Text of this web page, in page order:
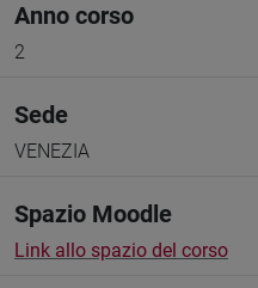
Anno corso
2
Sede
VENEZIA
Spazio Moodle
Link allo spazio del corso